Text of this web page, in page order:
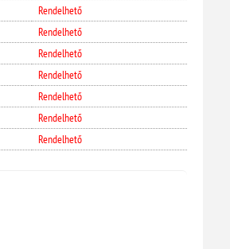
Rendelhető
Rendelhető
Rendelhető
Rendelhető
Rendelhető
Rendelhető
Rendelhető